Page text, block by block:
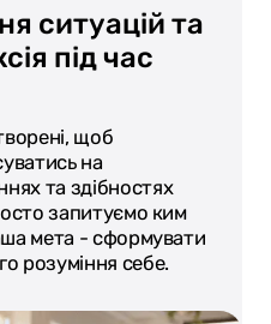
ситуацій та
під час
щоб
на
та здібностях
запитуємо ким
мета - сформувати
розуміння себе.